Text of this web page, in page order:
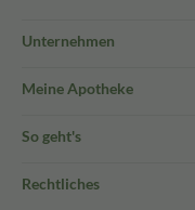
Unternehmen
Meine Apotheke
So geht's
Rechtliches